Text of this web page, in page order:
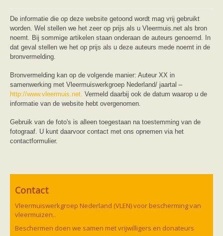
Noord-Brabant
Noord-Holland
Overijssel
Utrecht
Zeeland
Vleermuizen en ziektes
Bescherming
Soortbescherming
Gebiedsbescherming
Hulp bij bouwplannen en bomenkap
Vleermuisprotocol
Knelpunten in vleermuisbescherming
Vleermuis advies en onderzoekbureaus
Doe mee
Landelijke natuurverenigingen
Ik wil graag mee op vleermuisexcursie
Vleermuizen in de tuin
De informatie die op deze website getoond wordt mag vrij gebruikt
worden. Wel stellen we het zeer op prijs als u Vleermuis.net als bron
noemt. Bij sommige artikelen staan onderaan de auteurs genoemd. In
dat geval stellen we het op prijs als u deze auteurs mede noemt in de
bronvermelding.
Bronvermelding kan op de volgende manier: Auteur XX in
samenwerking met Vleermuiswerkgroep Nederland/ jaartal –
http://www.vleermuis.net. Vermeld daarbij ook de datum waarop u de
informatie van de website hebt overgenomen.
Gebruik van de foto's is alleen toegestaan na toestemming van de
fotograaf. U kunt daarvoor contact met ons opnemen via het
contactformulier.
Contact
Vleermuiswerkgroep Nederland (VLEN) voor bescherming van
vleermuizen..
Beschermen doen we samen met vrijwilligers en donateurs